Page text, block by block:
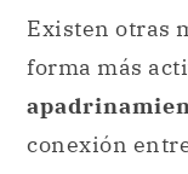
Existen otras
forma más
conexión